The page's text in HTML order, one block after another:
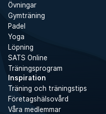
Övningar
Gymträning
Padel
Yoga
Löpning
SATS Online
Träningsprogram
Inspiration
Träning och träningstips
Företagshälsovård
Våra medlemmar